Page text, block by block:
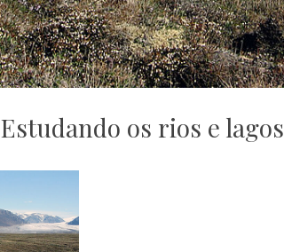
Estudando os rios e lagos